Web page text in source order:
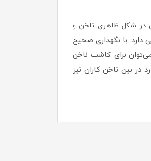
در شکل ظاهری ناخن و
دارد. با نگهداری صحیح
برای کاشت ناخن
در بین ناخن کاران نیز